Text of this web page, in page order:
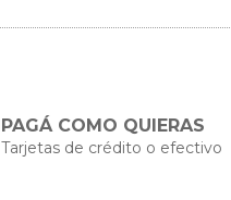
PAGÁ COMO QUIERAS
Tarjetas de crédito o efectivo